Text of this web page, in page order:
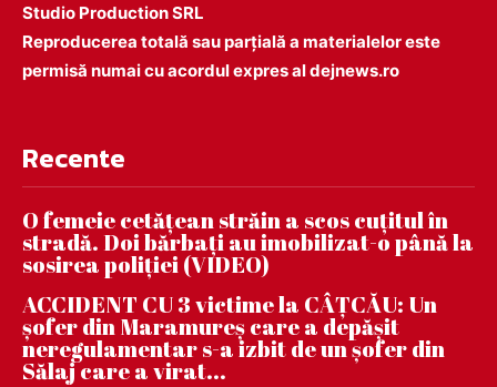
Studio Production SRL
Reproducerea totală sau parțială a materialelor este
permisă numai cu acordul expres al dejnews.ro
Recente
O femeie cetățean străin a scos cuțitul în
stradă. Doi bărbați au imobilizat-o până la
sosirea poliției (VIDEO)
ACCIDENT CU 3 victime la CÂȚCĂU: Un
șofer din Maramureș care a depășit
neregulamentar s-a izbit de un șofer din
Sălaj care a virat...